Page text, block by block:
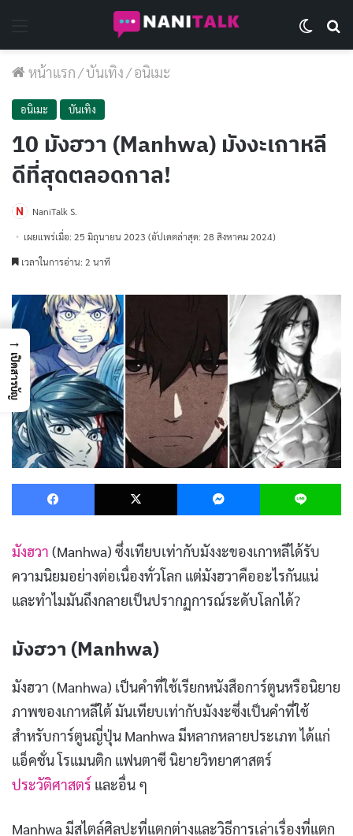
หน้าแรก/บันเทิง/อนิเมะ
อนิเมะ บันเทิง
10 มังฮวา (Manhwa) มังงะเกาหลี
ดีที่สุดตลอดกาล!
NaniTalk S.
เผยแพร่เมื่อ: 25 มิถุนายน 2023 (อัปเดตล่าสุด: 28 สิงหาคม 2024)
เวลาในการอ่าน: 2 นาที
Facebook X Messenger
มังฮวา (Manhwa) ซึ่งเทียบเท่ากับมังงะของเกาหลีได้รับ
ความนิยมอย่างต่อเนื่องทั่วโลก แต่มังฮวาคืออะไรกันแน่
และทำไมมันถึงกลายเป็นปรากฏการณ์ระดับโลกได้?
มังฮวา (Manhwa)
มังฮวา (Manhwa) เป็นคำที่ใช้เรียกหนังสือการ์ตูนหรือนิยาย
ภาพของเกาหลีใต้ มันเทียบเท่ากับมังงะซึ่งเป็นคำที่ใช้
สำหรับการ์ตูนญี่ปุ่น Manhwa มีหลากหลายประเภท ได้แก่
แอ็คชั่น โรแมนติก แฟนตาซี นิยายวิทยาศาสตร์
ประวัติศาสตร์ และอื่น ๆ
Manhwa มีสไตล์ศิลปะที่แตกต่างและวิธีการเล่าเรื่องที่แตก
→
เปิดสารบัญ